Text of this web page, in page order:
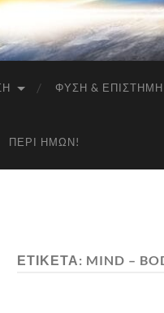
ΦΎΣΗ & ΕΠΙΣΤΉΜΗ
ΠΕΡΊ ΗΜΏΝ!
ΕΤΙΚΈΤΑ: MIND –